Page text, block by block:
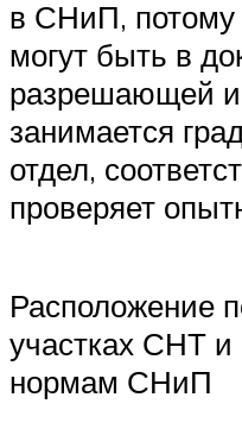
в СНиП, потому
могут быть в
разрешающей
занимается
отдел,
проверяет
Расположение
участках СНТ
нормам СНиП